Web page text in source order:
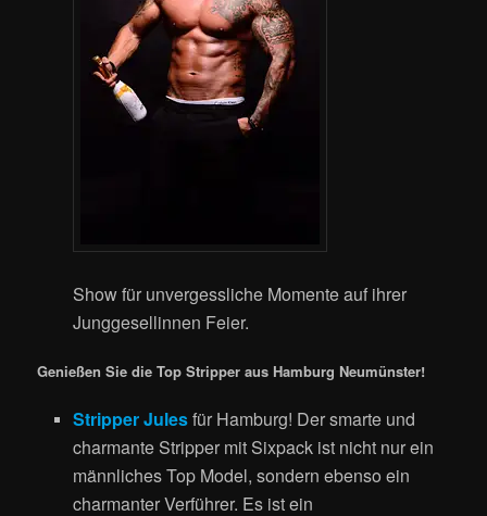
Show für unvergessliche Momente auf ihrer
Junggesellinnen Feier.
Genießen Sie die Top Stripper aus Hamburg Neumünster!
Stripper Julesfür Hamburg! Der smarte und
charmante Stripper mit Sixpack ist nicht nur ein
männliches Top Model, sondern ebenso ein
charmanter Verführer. Es ist ein